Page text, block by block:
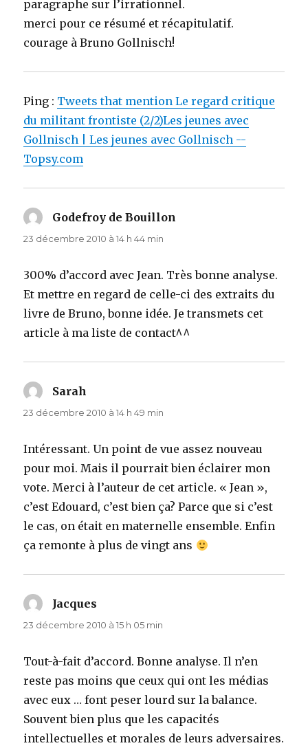
paragraphe sur l’irrationnel.
merci pour ce résumé et récapitulatif.
courage à Bruno Gollnisch!
Ping : Tweets that mention Le regard critique
du militant frontiste (2/2)Les jeunes avec
Gollnisch | Les jeunes avec Gollnisch --
Topsy.com
Godefroy de Bouillon
23 décembre 2010 à 14 h 44 min
300% d’accord avec Jean. Très bonne analyse.
Et mettre en regard de celle-ci des extraits du
livre de Bruno, bonne idée. Je transmets cet
article à ma liste de contact^^
Sarah
23 décembre 2010 à 14 h 49 min
Intéressant. Un point de vue assez nouveau
pour moi. Mais il pourrait bien éclairer mon
vote. Merci à l’auteur de cet article. « Jean »,
c’est Edouard, c’est bien ça? Parce que si c’est
le cas, on était en maternelle ensemble. Enfin
ça remonte à plus de vingt ans
Jacques
23 décembre 2010 à 15 h 05 min
Tout-à-fait d’accord. Bonne analyse. Il n’en
reste pas moins que ceux qui ont les médias
avec eux … font peser lourd sur la balance.
Souvent bien plus que les capacités
intellectuelles et morales de leurs adversaires.